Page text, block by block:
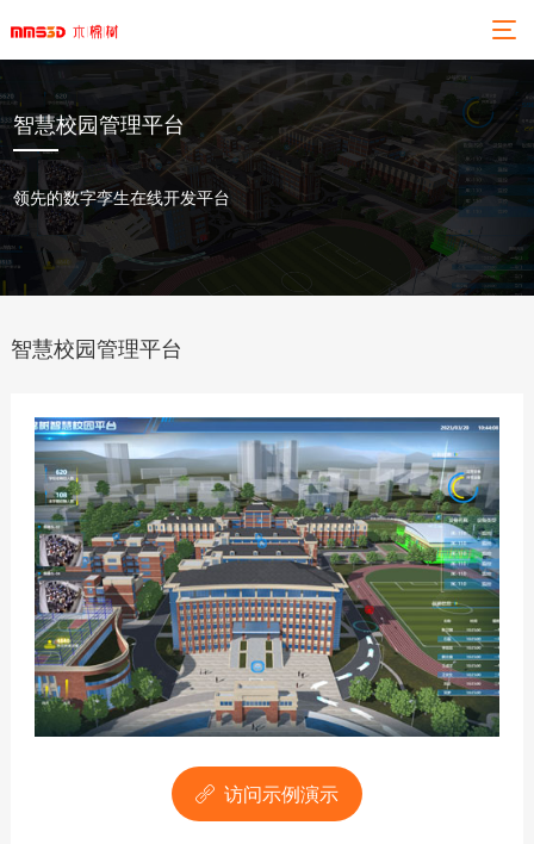
智慧校园管理平台
领先的数字孪生在线开发平台
智慧校园管理平台
访问示例演示